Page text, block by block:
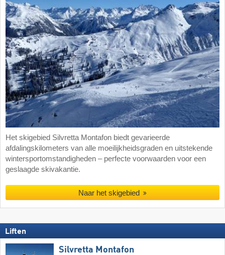
Het skigebied Silvretta Montafon biedt gevarieerde
afdalingskilometers van alle moeilijkheidsgraden en uitstekende
wintersportomstandigheden – perfecte voorwaarden voor een
geslaagde skivakantie.
Naar het skigebied
Liften
Silvretta Montafon